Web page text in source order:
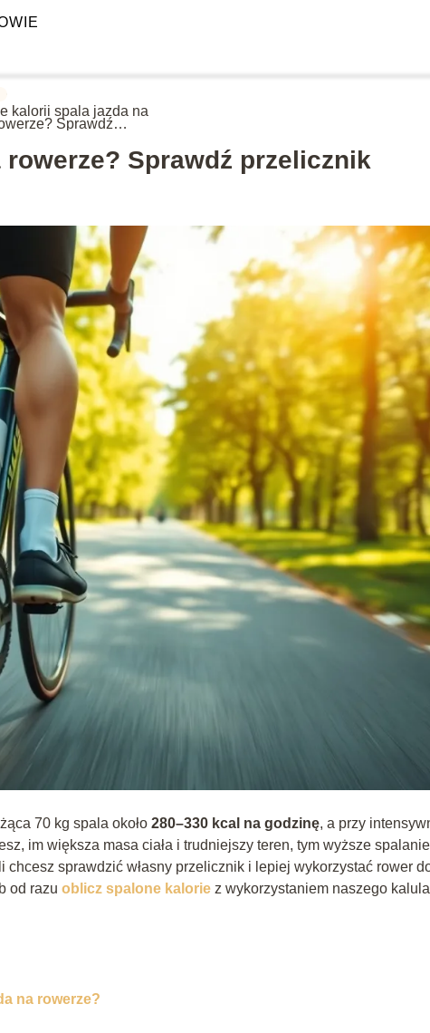
Ile kalorii spala jazda na
Sprawdź
Sprawdź przelicznik
70 kg spala około 280–330 kcal na godzinę, a przy
im większa masa ciała i trudniejszy teren, tym wyższe
chcesz sprawdzić własny przelicznik i lepiej wykorzystać rower
od razu oblicz spalone kalorie z wykorzystaniem naszego
na rowerze?